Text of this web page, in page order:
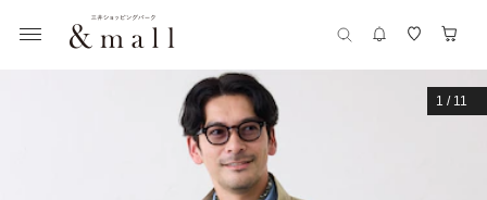
1 / 11